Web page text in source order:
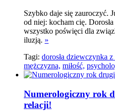
Szybko daje się zauroczyć.
od niej: kocham cię.
wszystko poświęci dla
iluzją. »
Tagi: dorosła dziewczynka z
mężczyzna, miłość,
Numerologiczny rok
relacji!